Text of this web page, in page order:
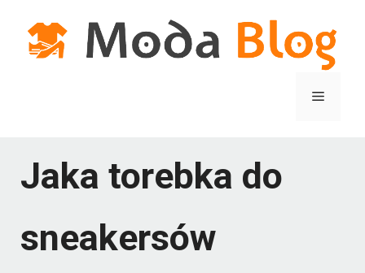
Menu
Jaka torebka do
sneakersów